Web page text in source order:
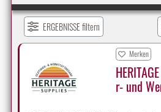
ERGEBNISSE filtern
Merken
r- und